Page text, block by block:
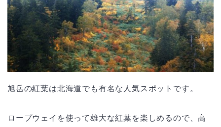
旭岳の紅葉は北海道でも有名な人気スポットです。
ロープウェイを使って雄大な紅葉を楽しめるので、高